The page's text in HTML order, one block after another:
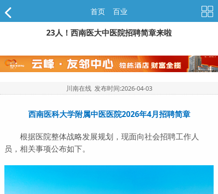
首页 百业
23人！西南医大中医院招聘简章来啦
川南在线 发布时间:2026-04-03
西南医科大学附属中医医院2026年4月招聘简章
根据医院整体战略发展规划，现面向社会招聘工作人
员，相关事项公布如下。